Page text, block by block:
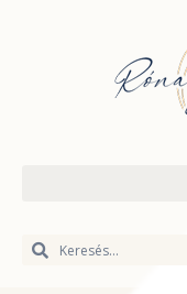
Keresés
Keresés